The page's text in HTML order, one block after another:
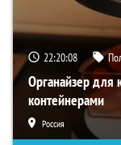
22:20:07
Органайзер для
контейнерами
Россия